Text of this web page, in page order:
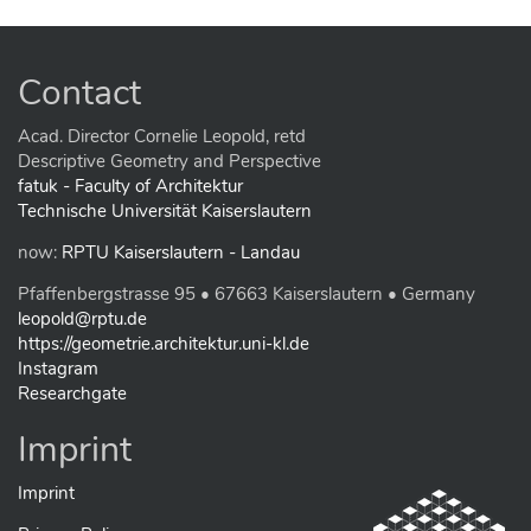
k
v
i
e
f
u
l
-
i
z
i
m
a
…
Contact
Acad. Director Cornelie Leopold, retd
Descriptive Geometry and Perspective
fatuk - Faculty of Architektur
Technische Universität Kaiserslautern
now: RPTU Kaiserslautern - Landau
Pfaffenbergstrasse 95 • 67663 Kaiserslautern • Germany
leopold@rptu.de
https://geometrie.architektur.uni-kl.de
Instagram
Researchgate
Imprint
Imprint